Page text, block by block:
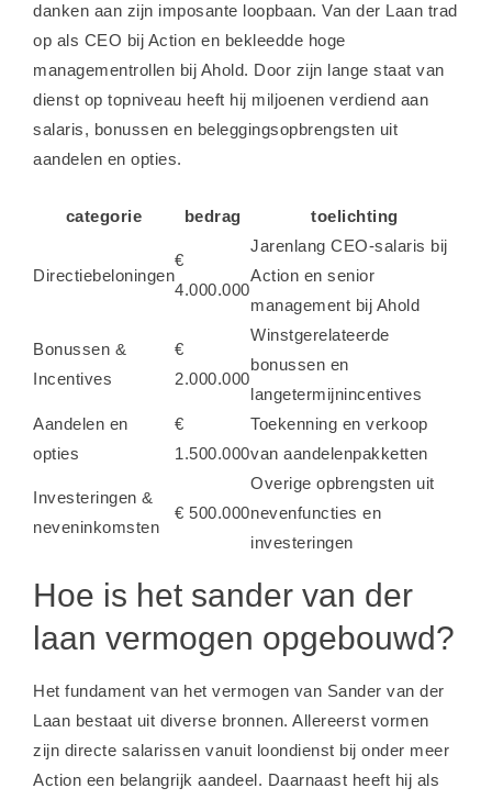
danken aan zijn imposante loopbaan. Van der Laan trad
op als CEO bij Action en bekleedde hoge
managementrollen bij Ahold. Door zijn lange staat van
dienst op topniveau heeft hij miljoenen verdiend aan
salaris, bonussen en beleggingsopbrengsten uit
aandelen en opties.
categorie bedrag toelichting
Directiebeloningen
€
4.000.000
Jarenlang CEO-salaris bij
Action en senior
management bij Ahold
Bonussen &
Incentives
€
2.000.000
Winstgerelateerde
bonussen en
langetermijnincentives
Aandelen en
opties
€
1.500.000
Toekenning en verkoop
van aandelenpakketten
Investeringen &
neveninkomsten
€ 500.000
Overige opbrengsten uit
nevenfuncties en
investeringen
Hoe is het sander van der
laan vermogen opgebouwd?
Het fundament van het vermogen van Sander van der
Laan bestaat uit diverse bronnen. Allereerst vormen
zijn directe salarissen vanuit loondienst bij onder meer
Action een belangrijk aandeel. Daarnaast heeft hij als